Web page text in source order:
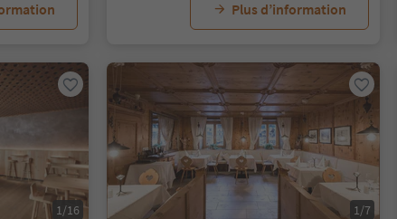
Plus d’information
1/16 1/7